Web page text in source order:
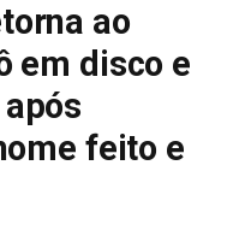
ao
em disco e
feito e